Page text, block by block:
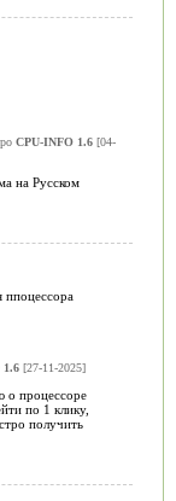
CPU-INFO 1.6[04-
на Русском
ппоцессора
1.6[27-11-2025]
о процессоре
по 1 клику,
получить